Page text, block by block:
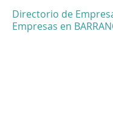
Directorio de
Empresas en